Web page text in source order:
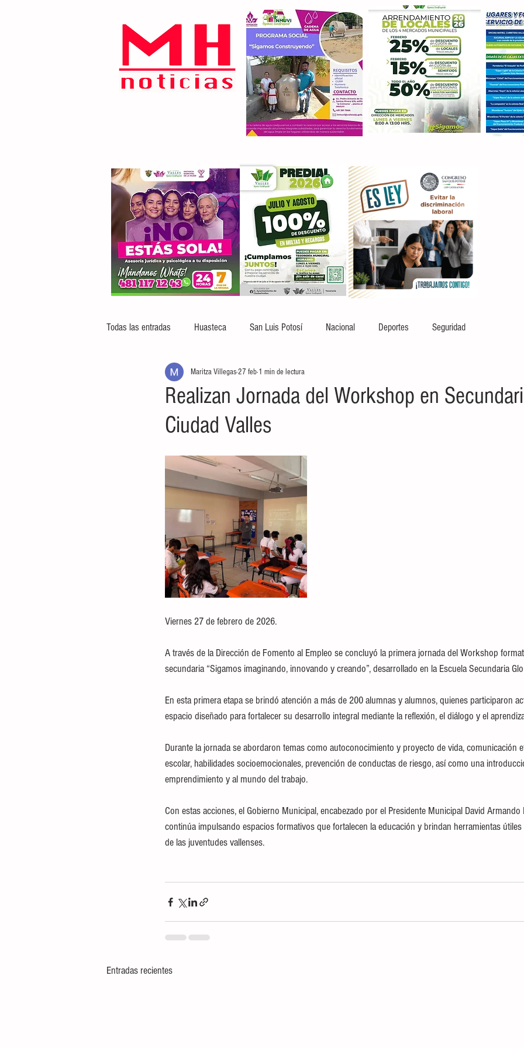
Todas las entradas Huasteca San Luis Potosí Nacional Deportes Seguridad
Realizan Jornada del Workshop en
Ciudad Valles
Maritza Villegas27 feb 1 min de lectura
Viernes 27 de febrero de 2026.
A través de la Dirección de Fomento al Empleo se concluyó la primera jornada del Workshop
secundaria “Sigamos imaginando, innovando y creando”, desarrollado en la Escuela Secundaria
En esta primera etapa se brindó atención a más de 200 alumnas y alumnos, quienes participaron
espacio diseñado para fortalecer su desarrollo integral mediante la reflexión, el diálogo y el
Durante la jornada se abordaron temas como autoconocimiento y proyecto de vida, comunicación
escolar, habilidades socioemocionales, prevención de conductas de riesgo, así como una
emprendimiento y al mundo del trabajo.
Con estas acciones, el Gobierno Municipal, encabezado por el Presidente Municipal David
continúa impulsando espacios formativos que fortalecen la educación y brindan herramientas
de las juventudes vallenses.
Entradas recientes